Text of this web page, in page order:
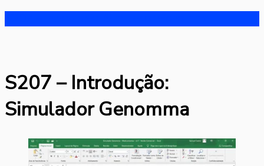
S207 – Introdução:
Simulador Genomma